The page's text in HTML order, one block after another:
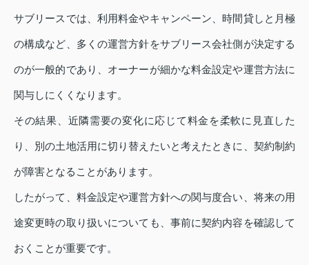
サブリースでは、利用料金やキャンペーン、時間貸しと月極
の構成など、多くの運営方針をサブリース会社側が決定する
のが一般的であり、オーナーが細かな料金設定や運営方法に
関与しにくくなります。
その結果、近隣需要の変化に応じて料金を柔軟に見直した
り、別の土地活用に切り替えたいと考えたときに、契約制約
が障害となることがあります。
したがって、料金設定や運営方針への関与度合い、将来の用
途変更時の取り扱いについても、事前に契約内容を確認して
おくことが重要です。